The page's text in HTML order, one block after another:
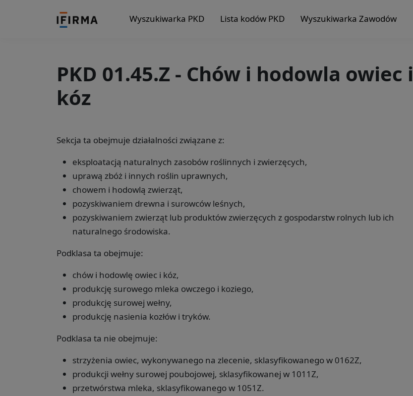
Wyszukiwarka PKD Lista kodów PKD Wyszukiwarka Zawodów
PKD 01.45.Z - Chów i hodowla owiec i
kóz
Sekcja ta obejmuje działalności związane z:
eksploatacją naturalnych zasobów roślinnych i zwierzęcych,
uprawą zbóż i innych roślin uprawnych,
chowem i hodowlą zwierząt,
pozyskiwaniem drewna i surowców leśnych,
pozyskiwaniem zwierząt lub produktów zwierzęcych z gospodarstw rolnych lub ich
naturalnego środowiska.
Podklasa ta obejmuje:
chów i hodowlę owiec i kóz,
produkcję surowego mleka owczego i koziego,
produkcję surowej wełny,
produkcję nasienia kozłów i tryków.
Podklasa ta nie obejmuje:
strzyżenia owiec, wykonywanego na zlecenie, sklasyfikowanego w 0162Z,
produkcji wełny surowej poubojowej, sklasyfikowanej w 1011Z,
przetwórstwa mleka, sklasyfikowanego w 1051Z.